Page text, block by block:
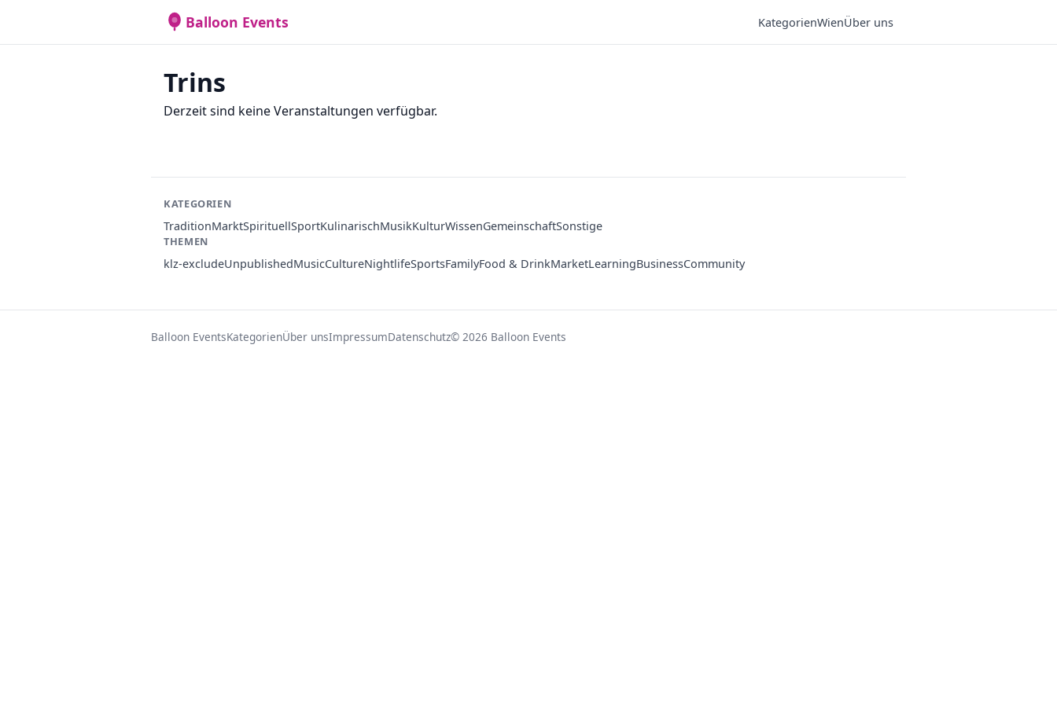
Balloon Events KategorienWienÜber uns
Trins
Derzeit sind keine Veranstaltungen verfügbar.
KATEGORIEN
TraditionMarktSpirituellSportKulinarischMusikKulturWissenGemeinschaftSonstige
THEMEN
klz-excludeUnpublishedMusicCultureNightlifeSportsFamilyFood & DrinkMarketLearningBusinessCommunity
Balloon EventsKategorienÜber unsImpressumDatenschutz© 2026 Balloon Events